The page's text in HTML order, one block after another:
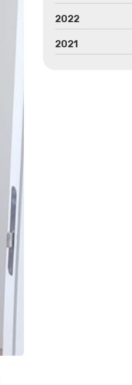
2022
2021